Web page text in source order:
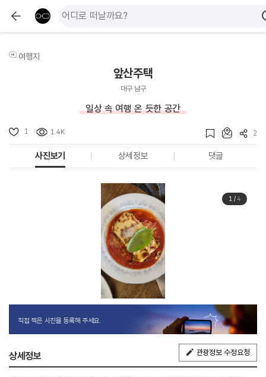
여행지
앞산주택
대구 남구
일상 속 여행 온 듯한 공간
1 1.4K 2
사진보기 상세정보 댓글
1/4
직접 찍은 사진을 등록해 주세요.
상세정보 관광정보 수정요청